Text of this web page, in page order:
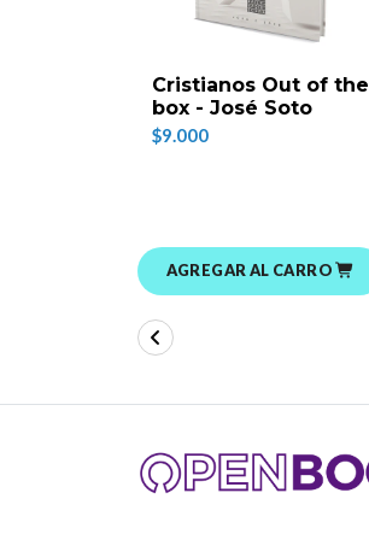
Cristianos Out of the
box - José Soto
$9.000
AGREGAR AL CARRO